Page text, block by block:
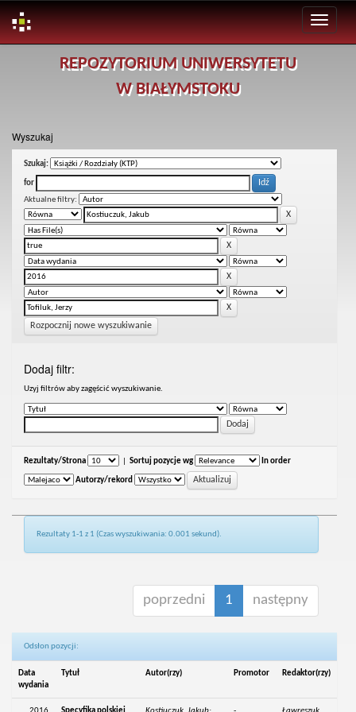
REPOZYTORIUM UNIWERSYTETU
W BIAŁYMSTOKU
Wyszukaj
Szukaj:
for
Aktualne filtry:
Rozpocznij nowe wyszukiwanie
Dodaj filtr:
Uzyj filtrów aby zagęścić wyszukiwanie.
Rezultaty/Strona Sortuj pozycje wg In order
Autorzy/rekord
Rezultaty 1-1 z 1 (Czas wyszukiwania: 0.001 sekund).
poprzedni 1 następny
Odsłon pozycji:
Data
wydania
Tytuł Autor(rzy) Promotor Redaktor(rzy)